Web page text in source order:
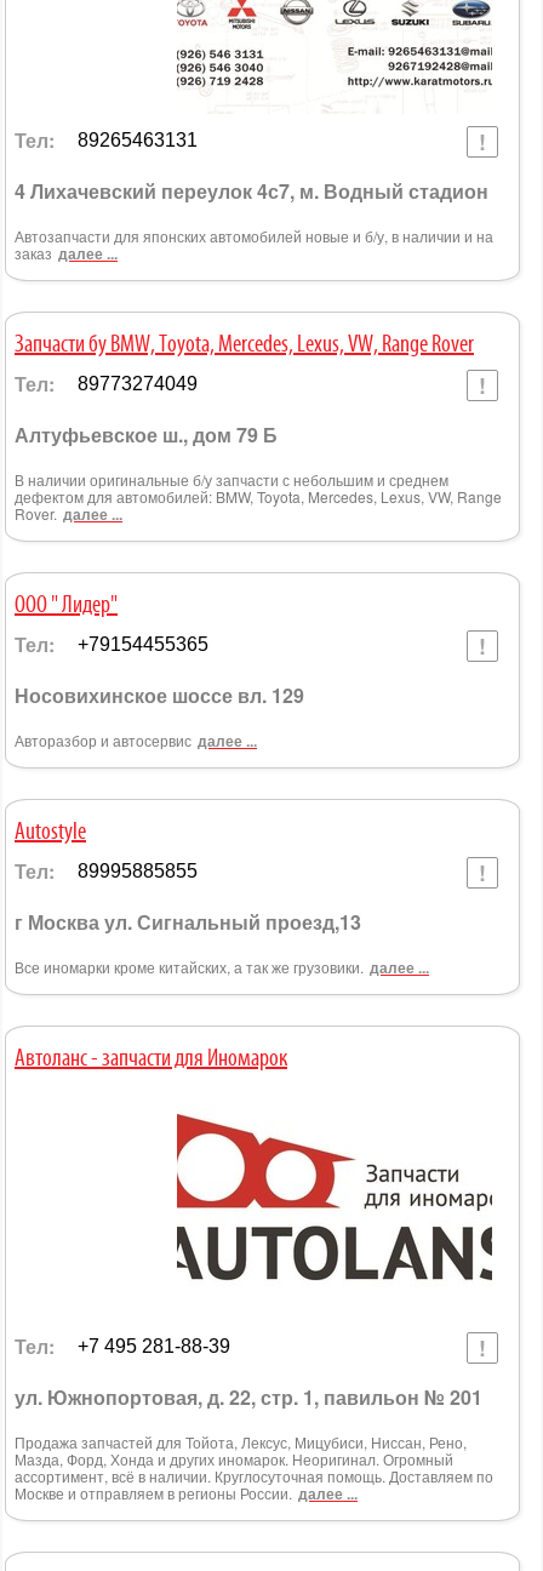
Тел: 89265463131
4 Лихачевский переулок 4с7, м. Водный стадион
Автозапчасти для японских автомобилей новые и б/у, в наличии и на
заказ далее ...
Запчасти бу BMW, Toyota, Mercedes, Lexus, VW, Range Rover
Тел: 89773274049
Алтуфьевское ш., дом 79 Б
В наличии оригинальные б/у запчасти с небольшим и среднем
дефектом для автомобилей: BMW, Toyota, Mercedes, Lexus, VW, Range
Rover. далее ...
ООО " Лидер"
Тел: +79154455365
Носовихинское шоссе вл. 129
Авторазбор и автосервис далее ...
Autostyle
Тел: 89995885855
г Москва ул. Сигнальный проезд,13
Все иномарки кроме китайских, а так же грузовики. далее ...
Автоланс - запчасти для Иномарок
Тел: +7 495 281-88-39
ул. Южнопортовая, д. 22, стр. 1, павильон № 201
Продажа запчастей для Тойота, Лексус, Мицубиси, Ниссан, Рено,
Мазда, Форд, Хонда и других иномарок. Неоригинал. Огромный
ассортимент, всё в наличии. Круглосуточная помощь. Доставляем по
Москве и отправляем в регионы России. далее ...